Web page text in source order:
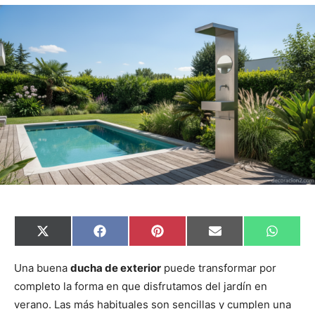
C
o
p
r
X
(
w
t
C
o
p
r
F
a
e
o
o
C
o
p
a
r
P
i
t
e
r
e
C
o
p
r
E
m
i
C
o
W
h
p
Una buena ducha de exterior puede transformar por
completo la forma en que disfrutamos del jardín en
verano. Las más habituales son sencillas y cumplen una